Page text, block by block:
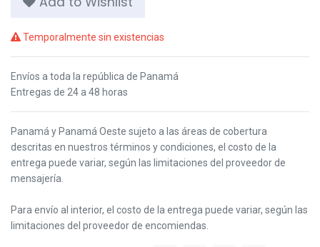
Temporalmente sin existencias
Envíos a toda la república de Panamá
Entregas de 24 a 48 horas
Panamá y Panamá Oeste sujeto a las áreas de cobertura
descritas en nuestros términos y condiciones, el costo de la
entrega puede variar, según las limitaciones del proveedor de
mensajería.
Para envío al interior, el costo de la entrega puede variar, según las
limitaciones del proveedor de encomiendas.